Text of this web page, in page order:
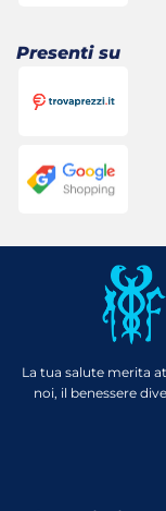
Presenti su
La tua salute merita
noi, il benessere